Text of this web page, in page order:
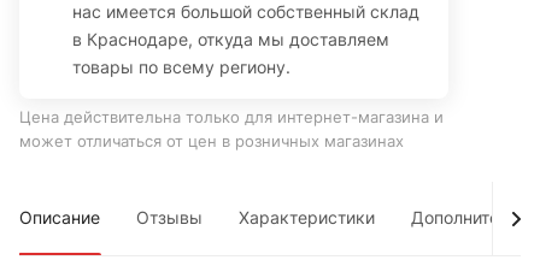
нас имеется большой собственный склад
в Краснодаре, откуда мы доставляем
товары по всему региону.
Цена действительна только для интернет-магазина и
может отличаться от цен в розничных магазинах
Описание Отзывы Характеристики Дополнительно